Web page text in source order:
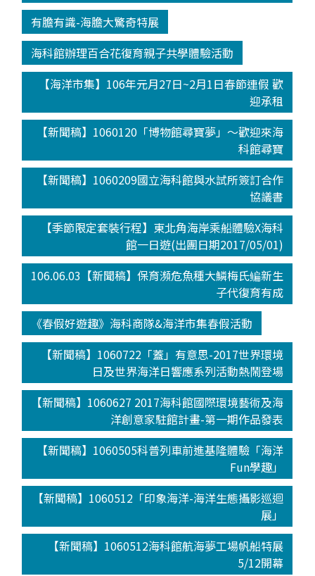
有膽有識-海膽大驚奇特展
海科館辦理百合花復育親子共學體驗活動
【海洋市集】106年元月27日~2月1日春節連假 歡
迎承租
【新聞稿】1060120「博物館尋寶夢」～歡迎來海
科館尋寶
【新聞稿】1060209國立海科館與水試所簽訂合作
協議書
【季節限定套裝行程】東北角海岸乘船體驗X海科
館一日遊(出團日期2017/05/01)
106.06.03【新聞稿】保育瀕危魚種大鱗梅氏鳊新生
子代復育有成
《春假好遊趣》海科商隊&海洋市集春假活動
【新聞稿】1060722「蓋」有意思-2017世界環境
日及世界海洋日響應系列活動熱鬧登場
【新聞稿】1060627 2017海科館國際環境藝術及海
洋創意家駐館計畫-第一期作品發表
【新聞稿】1060505科普列車前進基隆體驗「海洋
Fun學趣」
【新聞稿】1060512「印象海洋-海洋生態攝影巡迴
展」
【新聞稿】1060512海科館航海夢工場帆船特展
5/12開幕